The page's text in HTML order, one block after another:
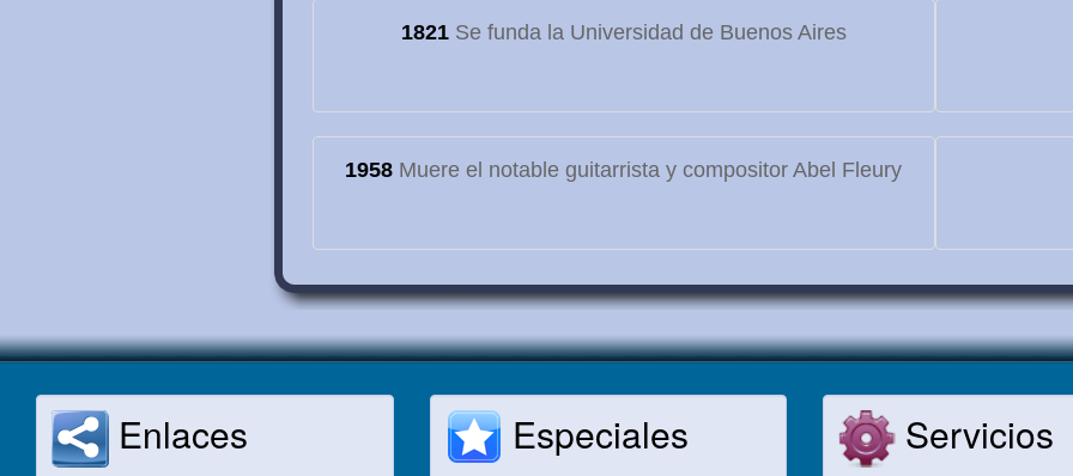
1821Se funda la Universidad de Buenos Aires
1958 Muere el notable guitarrista y compositor Abel Fleury
Enlaces Especiales Servicios